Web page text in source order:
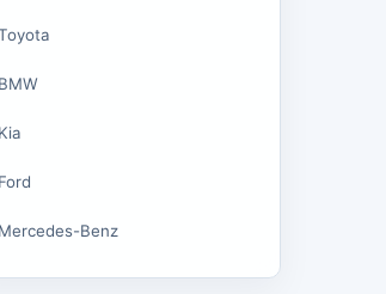
BMW
Kia
Ford
Mercedes-Benz